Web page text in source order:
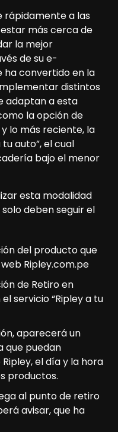
rápidamente a las
más cerca de
la mejor
de su e-
ha convertido en la
distintos
adaptan a esta
la opción de
lo más reciente, la
auto”, el cual
bajo el menor
esta modalidad
solo deben seguir el
del producto que
Ripley.com.pe
de Retiro en
servicio “Ripley a tu
aparecerá un
que puedan
el día y la hora
productos.
al punto de retiro
avisar, que ha